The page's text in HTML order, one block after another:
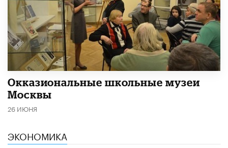
​Окказиональные школьные музеи
Москвы
26 ИЮНЯ
ЭКОНОМИКА